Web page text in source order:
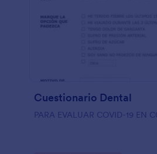
Cuestionario Dental
PARA EVALUAR COVID-19 EN